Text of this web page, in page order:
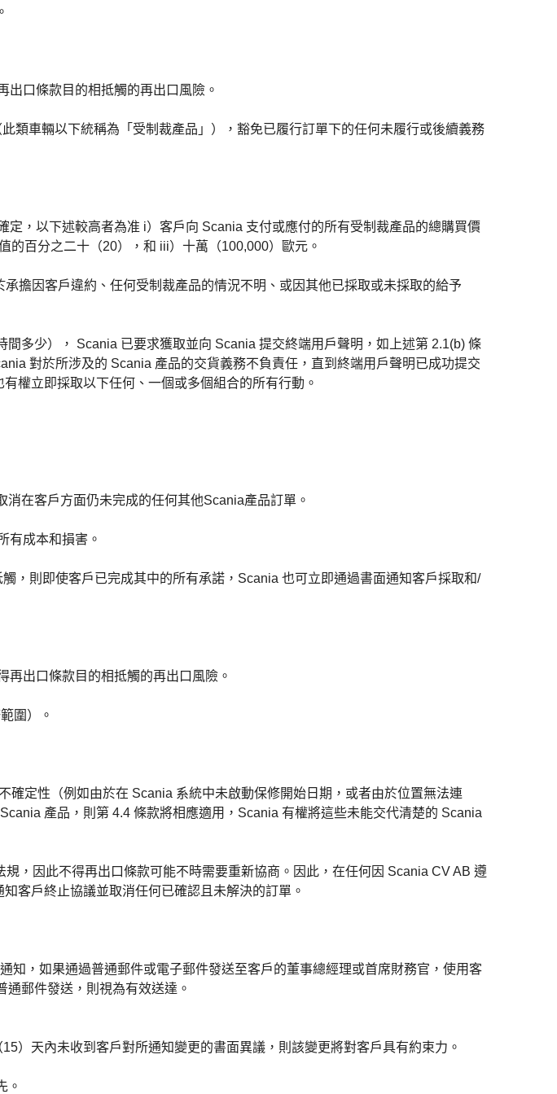
出口條款目的相抵觸的再出口風險。
類車輛以下統稱為「受制裁產品」），豁免已履行訂單下的任何未履行或後續義務
，以下述較高者為准 i）客戶向 Scania 支付或應付的所有受制裁產品的總購買價
的百分之二十 （20），和 iii）十萬（100,000）歐元。
因客戶違約、任何受制裁產品的情況不明、或因其他已採取或未採取的給予
多少）， Scania 已要求獲取並向 Scania 提交終端用戶聲明，如上述第 2.1(b) 條
對於所涉及的 Scania 產品的交貨義務不負責任，直到終端用戶聲明已成功提交
權立即採取以下任何、一個或多個組合的所有行動。
在客戶方面仍未完成的任何其他Scania產品訂單。
有成本和損害。
，則即使客戶已完成其中的所有承諾，Scania 也可立即通過書面通知客戶採取和/
再出口條款目的相抵觸的再出口風險。
圍）。
定性（例如由於在 Scania 系統中未啟動保修開始日期，或者由於位置無法連
產品，則第 4.4 條款將相應適用，Scania 有權將這些未能交代清楚的 Scania
，因此不得再出口條款可能不時需要重新協商。因此，在任何因 Scania CV AB 遵
客戶終止協議並取消任何已確認且未解決的訂單。
，如果通過普通郵件或電子郵件發送至客戶的董事總經理或首席財務官，使用客
郵件發送，則視為有效送達。
）天內未收到客戶對所通知變更的書面異議，則該變更將對客戶具有約束力。
。